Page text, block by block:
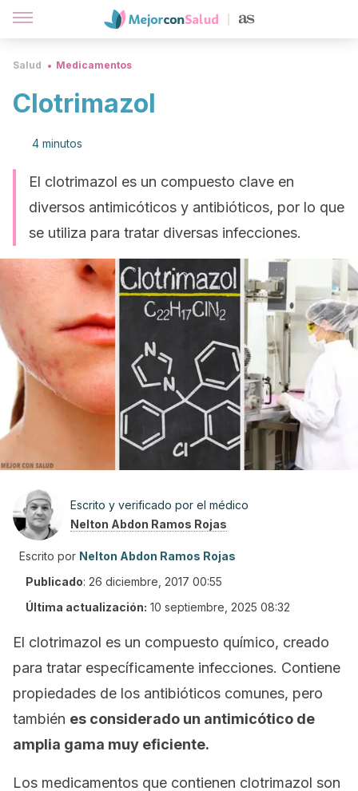
Salud Medicamentos
Clotrimazol
4 minutos
El clotrimazol es un compuesto clave en
diversos antimicóticos y antibióticos, por lo que
se utiliza para tratar diversas infecciones.
Escrito y verificado por el médico
Nelton Abdon Ramos Rojas
Escrito por Nelton Abdon Ramos Rojas
Publicado: 26 diciembre, 2017 00:55
Última actualización: 10 septiembre, 2025 08:32
El clotrimazol es un compuesto químico, creado
para tratar específicamente infecciones. Contiene
propiedades de los antibióticos comunes, pero
también es considerado un antimicótico de
amplia gama muy eficiente.
Los medicamentos que contienen clotrimazol son